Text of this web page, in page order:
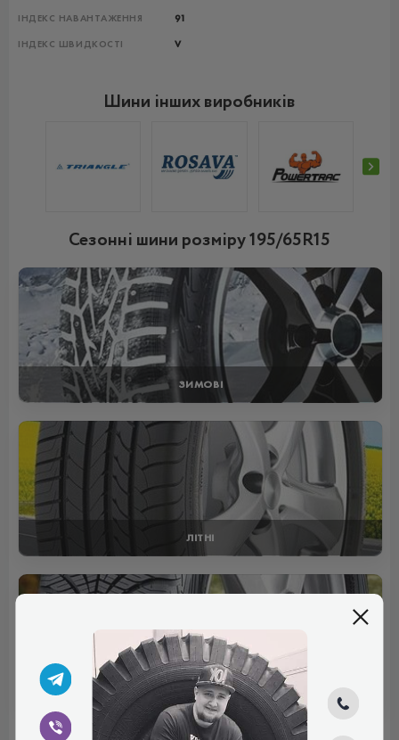
ІНДЕКС НАВАНТАЖЕННЯ 91
ІНДЕКС ШВИДКОСТІ V
Шини інших виробників
Сезонні шини розміру 195/65R15
ЗИМОВІ
ЛІТНІ
ВСЕСЕЗОННІ